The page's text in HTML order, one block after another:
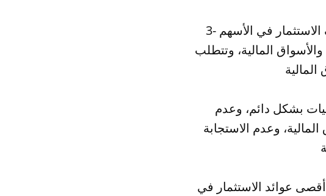
3- خطة الاستثمار المتوسطة الأجل: وهي الخطة التي تستهدف الاستثمار في الأسهم
المالية، وتتطلب
بشكل دائم، وعدم
وعدم الاستجابة
عوائد الاستثمار في